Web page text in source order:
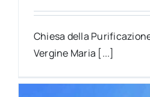
Chiesa della
Vergine Maria [...]